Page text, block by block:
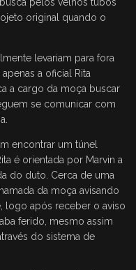
original quando o
levariam para fora
a oficial Rita
a cargo da moça buscar
se comunicar com
encontrar um túnel
é orientada por Marvin a
do duto. Cerca de uma
da moça avisando
logo após receber o aviso
ferido, mesmo assim
do sistema de